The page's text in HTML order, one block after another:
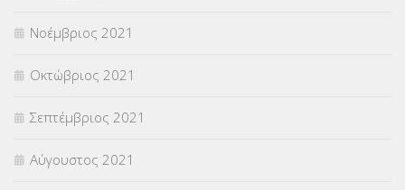
Νοέμβριος 2021
Οκτώβριος 2021
Σεπτέμβριος 2021
Αύγουστος 2021